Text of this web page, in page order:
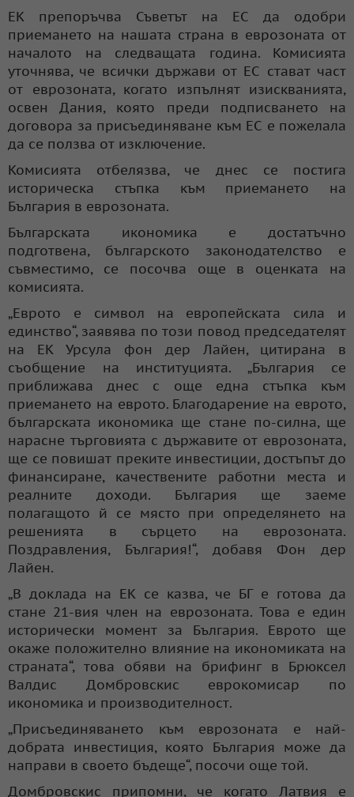
ЕК препоръчва Съветът на ЕС да одобри
приемането на нашата страна в еврозоната от
началото на следващата година. Комисията
уточнява, че всички държави от ЕС стават част
от еврозоната, когато изпълнят изискванията,
освен Дания, която преди подписването на
договора за присъединяване към ЕС е пожелала
да се ползва от изключение.
Комисията отбелязва, че днес се постига
историческа стъпка към приемането на
България в еврозоната.
Българската икономика е достатъчно
подготвена, българското законодателство е
съвместимо, се посочва още в оценката на
комисията.
„Еврото е символ на европейската сила и
единство“, заявява по този повод председателят
на ЕК Урсула фон дер Лайен, цитирана в
съобщение на институцията. „България се
приближава днес с още една стъпка към
приемането на еврото. Благодарение на еврото,
българската икономика ще стане по-силна, ще
нарасне търговията с държавите от еврозоната,
ще се повишат преките инвестиции, достъпът до
финансиране, качествените работни места и
реалните доходи. България ще заеме
полагащото й се място при определянето на
решенията в сърцето на еврозоната.
Поздравления, България!“, добавя Фон дер
Лайен.
„В доклада на ЕК се казва, че БГ е готова да
стане 21-вия член на еврозоната. Това е един
исторически момент за България. Еврото ще
окаже положително влияние на икономиката на
страната“, това обяви на брифинг в Брюксел
Валдис Домбровскис еврокомисар по
икономика и производителност.
„Присъединяването към еврозоната е най-
добрата инвестиция, която България може да
направи в своето бъдеще“, посочи още той.
Домбровскис припомни, че когато Латвия е